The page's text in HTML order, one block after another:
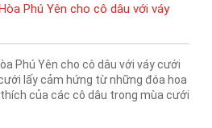
Phú Yên cho cô dâu với váy
Phú Yên cho cô dâu với váy cưới
lấy cảm hứng từ những đóa hoa
của các cô dâu trong mùa cưới